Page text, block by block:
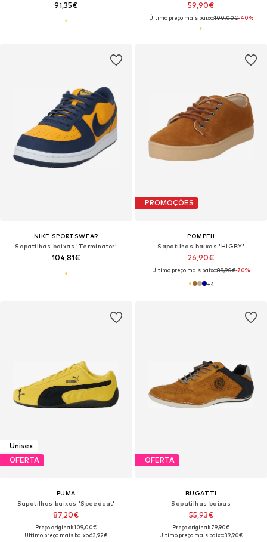
91,35€ 59,90€
Último preço mais baixo:100,00€-40%
NIKE SPORTSWEAR
Sapatilhas baixas 'Terminator'
104,81€
PROMOÇÕES
POMPEII
Sapatilhas baixas 'HIGBY'
26,90€
Último preço mais baixo:89,90€-70%
+4
Unisex
OFERTA
PUMA
Sapatilhas baixas 'Speedcat'
87,20€
Preço original: 109,00€
Último preço mais baixo:63,92€
OFERTA
BUGATTI
Sapatilhas baixas
55,93€
Preço original: 79,90€
Último preço mais baixo:39,90€